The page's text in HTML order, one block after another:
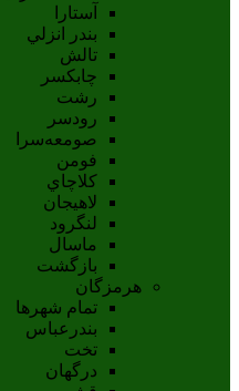
آستارا
بندر انزلي
تالش
چابکسر
رشت
رودسر
صومعه‌سرا
فومن
کلاچاي
لاهيجان
لنگرود
ماسال
بازگشت
هرمزگان
تمام شهر‌ها
بندرعباس
تخت
درگهان